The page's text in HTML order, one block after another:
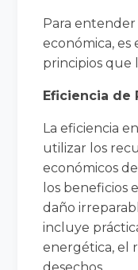
Para
económica, es
principios que
Eficiencia de
La eficiencia
utilizar los
económicos
los beneficios
daño
incluye
energética, el